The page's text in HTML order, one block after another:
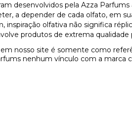
desenvolvidos pela Azza
a depender de cada olfato, em
inspiração olfativa não significa
produtos de extrema
nosso site é somente como
nenhum vínculo com a marca